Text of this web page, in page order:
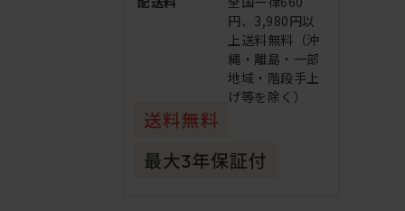
円、3,980円以
上送料無料（沖
縄・離島・一部
地域・階段手上
げ等を除く）